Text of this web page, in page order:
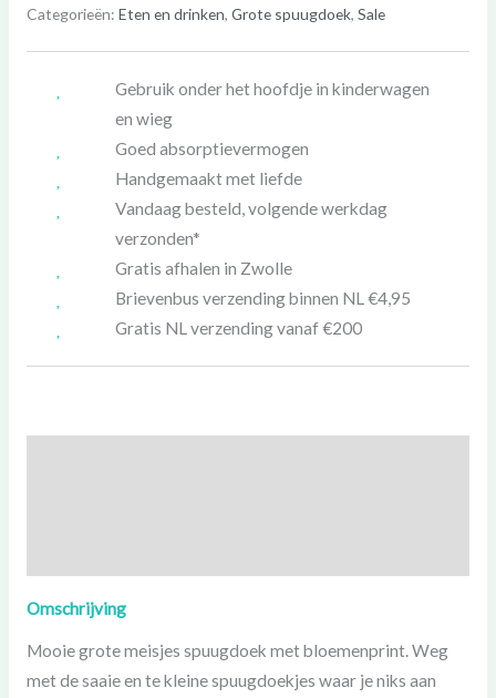
Categorieën: Eten en drinken, Grote spuugdoek, Sale
Gebruik onder het hoofdje in kinderwagen
en wieg
Goed absorptievermogen
Handgemaakt met liefde
Vandaag besteld, volgende werkdag
verzonden*
Gratis afhalen in Zwolle
Brievenbus verzending binnen NL €4,95
Gratis NL verzending vanaf €200
Omschrijving
Mooie grote meisjes spuugdoek met bloemenprint. Weg
met de saaie en te kleine spuugdoekjes waar je niks aan